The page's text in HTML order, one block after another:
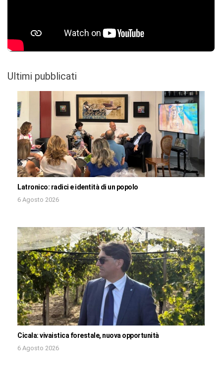
Ultimi pubblicati
Latronico: radici e identità di un popolo
6 Agosto 2026
Cicala: vivaistica forestale, nuova opportunità
6 Agosto 2026